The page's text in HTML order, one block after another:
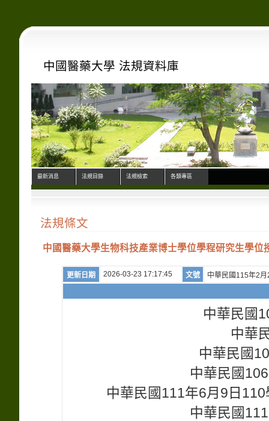
中國醫藥大學 法規資料庫
最新消息 法規目錄 法規檢索 各類專區
法規條文
中國醫藥大學生物科技產業博士學位學程研究生學位
更新日期 2026-03-23 17:17:45 文號 中華民國115年2
中華民國
中華
中華民國
中華民國
中華民國111年6月9日
中華民國